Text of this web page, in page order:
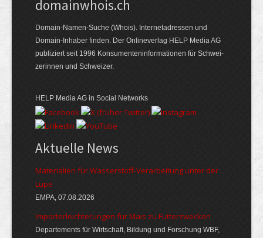
domainwhois.ch
Domain-Namen-Suche (Whois). Internet­adressen und
Domain-Inhaber finden. Der Online­verlag HELP Media AG
publiziert seit 1996 Konsumenten­informationen für Schwei­
zerinnen und Schweizer.
HELP Media AG in Social Networks
Aktuelle News
Materialien für Wasserstoff-Verarbeitung unter der
Lupe
EMPA, 07.08.2026
Importerleichterungen für Mais zu Futterzwecken
Departements für Wirtschaft, Bildung und Forschung WBF,